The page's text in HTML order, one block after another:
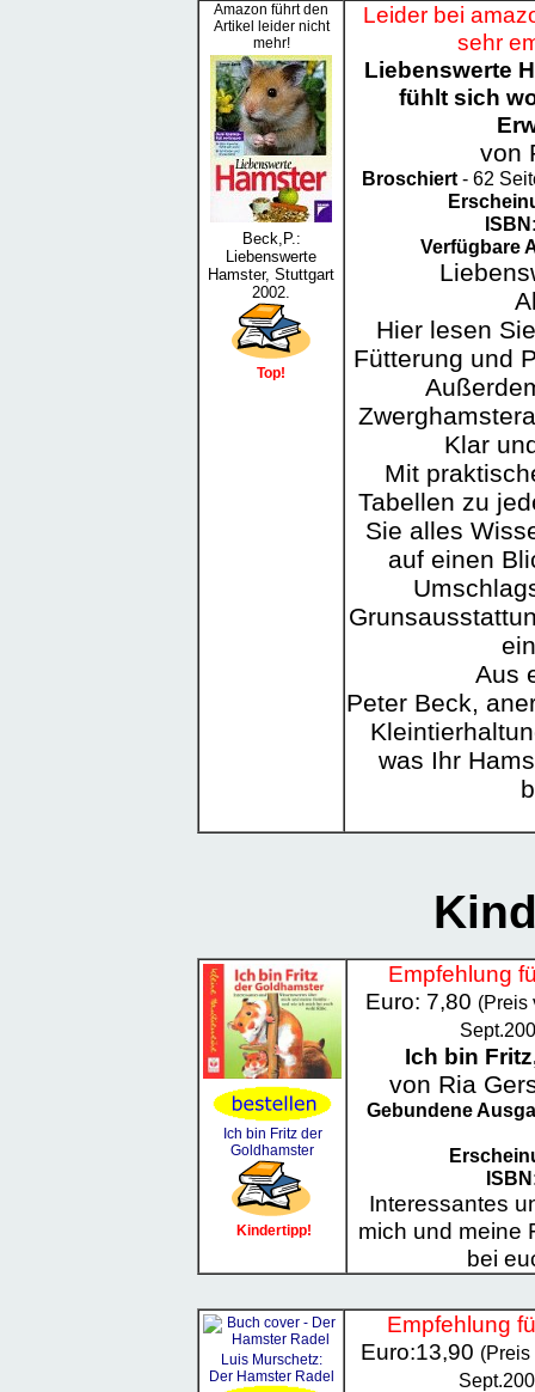
Amazon führt den
Artikel leider nicht
mehr!
Beck,P.:
Liebenswerte
Hamster, Stuttgart
2002.
Top!
Leider bei
sehr
Liebenswerte
fühlt sich
von
Broschiert- 62
Verfügbare
Hier lesen
Fütterung und
Klar
Mit
Tabellen zu
Sie alles
auf einen
Aus
Peter Beck,
was Ihr
Ich bin Fritz der
Goldhamster
Kindertipp!
Empfehlung
Euro: 7,80 (Preis
Ich bin
von Ria
Gebundene
Interessantes
mich und meine
bei
Luis Murschetz:
Der Hamster Radel
Empfehlung
Euro:13,90 (Preis